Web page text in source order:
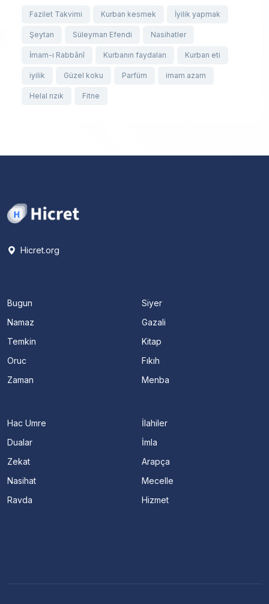
Fazilet Takvimi Kurban kesmek İyilik yapmak
Şeytan Süleyman Efendi Nasihatler
İmam-ı Rabbânî Kurbanın faydaları Kurban eti
iyilik Güzel koku Parfüm imam azam
Helal rızık Fitne
Hicret.org
Bugun
Namaz
Temkin
Oruc
Zaman
Siyer
Gazali
Kitap
Fıkıh
Menba
Hac Umre
Dualar
Zekat
Nasihat
Ravda
İlahiler
İmla
Arapça
Mecelle
Hizmet